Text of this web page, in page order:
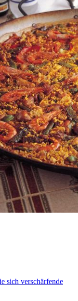
sich verschärfende